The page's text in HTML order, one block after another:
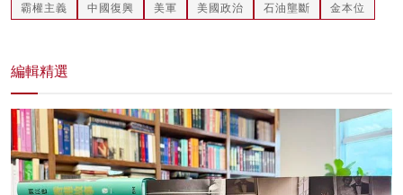
霸權主義 中國復興 美軍 美國政治 石油壟斷 金本位
編輯精選